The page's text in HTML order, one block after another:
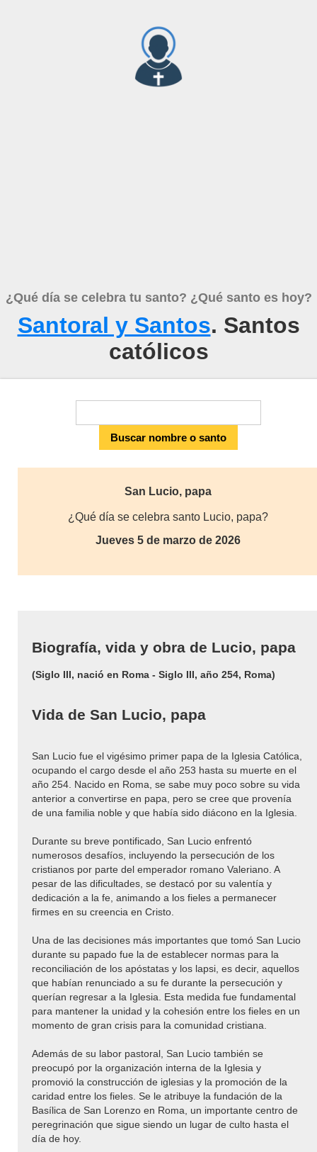
¿Qué día se celebra tu santo? ¿Qué santo es hoy?
Santoral y Santos. Santos
católicos
San Lucio, papa
¿Qué día se celebra santo Lucio, papa?
Jueves 5 de marzo de 2026
Biografía, vida y obra de Lucio, papa
(Siglo III, nació en Roma - Siglo III, año 254, Roma)
Vida de San Lucio, papa
San Lucio fue el vigésimo primer papa de la Iglesia Católica,
ocupando el cargo desde el año 253 hasta su muerte en el
año 254. Nacido en Roma, se sabe muy poco sobre su vida
anterior a convertirse en papa, pero se cree que provenía
de una familia noble y que había sido diácono en la Iglesia.
Durante su breve pontificado, San Lucio enfrentó
numerosos desafíos, incluyendo la persecución de los
cristianos por parte del emperador romano Valeriano. A
pesar de las dificultades, se destacó por su valentía y
dedicación a la fe, animando a los fieles a permanecer
firmes en su creencia en Cristo.
Una de las decisiones más importantes que tomó San Lucio
durante su papado fue la de establecer normas para la
reconciliación de los apóstatas y los lapsi, es decir, aquellos
que habían renunciado a su fe durante la persecución y
querían regresar a la Iglesia. Esta medida fue fundamental
para mantener la unidad y la cohesión entre los fieles en un
momento de gran crisis para la comunidad cristiana.
Además de su labor pastoral, San Lucio también se
preocupó por la organización interna de la Iglesia y
promovió la construcción de iglesias y la promoción de la
caridad entre los fieles. Se le atribuye la fundación de la
Basílica de San Lorenzo en Roma, un importante centro de
peregrinación que sigue siendo un lugar de culto hasta el
día de hoy.